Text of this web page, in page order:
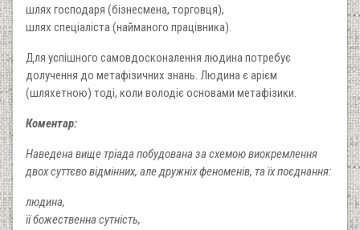
шлях господаря (бізнесмена, торговця),
шлях спеціаліста (найманого працівника).
Для успішного самовдосконалення людина потребує
долучення до метафізичних знань. Людина є арієм
(шляхетною) тоді, коли володіє основами метафізики.
Коментар:
Наведена вище тріада побудована за схемою виокремлення
двох суттєво відмінних, але дружніх феноменів, та їх поєднання:
людина,
її божественна сутність,